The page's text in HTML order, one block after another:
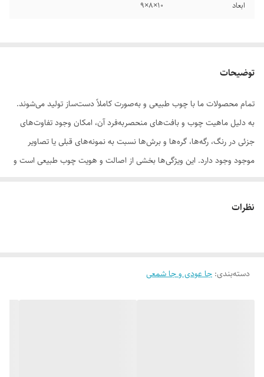
ابعاد ۱۰×۸×۹
توضیحات
تمام محصولات ما با چوب طبیعی و به‌صورت کاملاً دست‌ساز تولید می‌شوند.
به دلیل ماهیت چوب و بافت‌های منحصر‌به‌فرد آن، امکان وجود تفاوت‌های
جزئی در رنگ، رگه‌ها، گره‌ها و برش‌ها نسبت به نمونه‌های قبلی یا تصاویر
موجود وجود دارد. این ویژگی‌ها بخشی از اصالت و هویت چوب طبیعی است و
سفارش به‌منزله‌ی پذیرش این موارد و آگاهی از ویژگی‌های طبیعی چوب هست
نظرات
دسته‌بندی: جا عودی و جا شمعی